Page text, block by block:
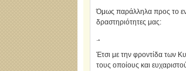
Όμως παράλληλα προς το εν
δραστηριότητες μας:
..
Έτσι με την φροντίδα των
τους οποίους και